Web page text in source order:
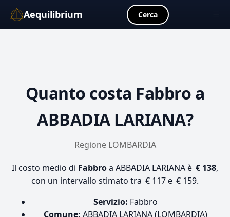
Aequilibrium Cerca
Quanto costa Fabbro a
ABBADIA LARIANA?
Regione LOMBARDIA
Il costo medio di Fabbroa ABBADIA LARIANA è € 138,
con un intervallo stimato tra € 117 e € 159.
Servizio: Fabbro
Comune: ABBADIA LARIANA (LOMBARDIA)